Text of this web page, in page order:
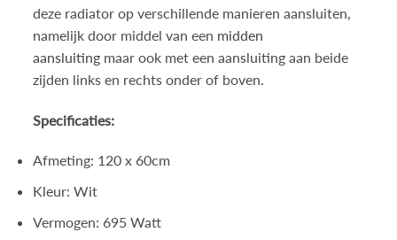
deze radiator op verschillende manieren aansluiten,
namelijk door middel van een midden
aansluitingmaar ook met een aansluiting aan beide
zijden links en rechts onder of boven.
Specificaties:
Afmeting: 120 x 60cm
Kleur: Wit
Vermogen: 695 Watt